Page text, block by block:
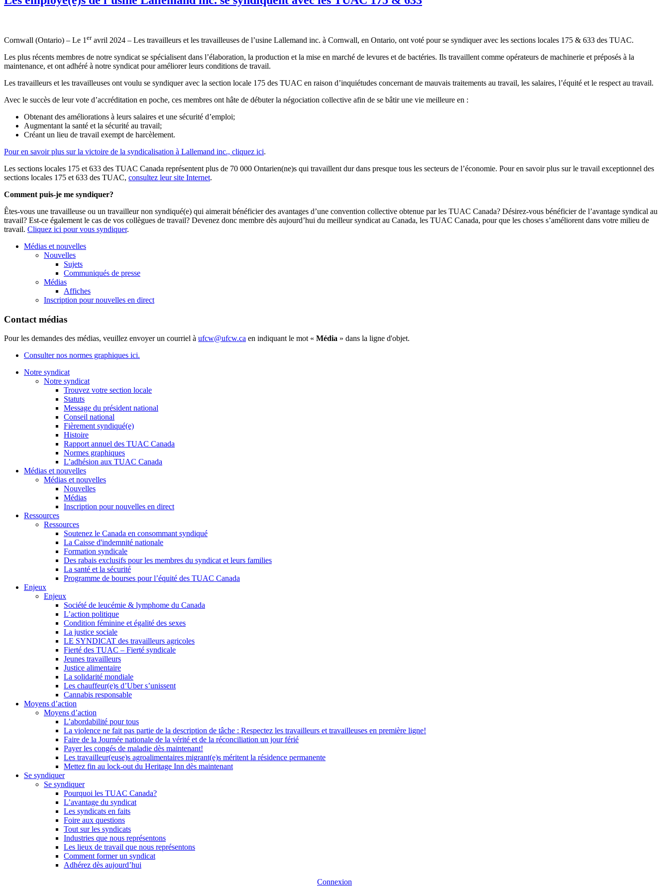
Cornwall (Ontario) – Le 1 eravril 2024 – Les travailleurs et les travailleuses de l’usine Lallemand inc. à Cornwall, en Ontario, ont voté pour se syndiquer avec les sections locales 175 & 633 des TUAC.
Les plus récents membres de notre syndicat se spécialisent dans l’élaboration, la production et la mise en marché de levures et de bactéries. Ils travaillent comme opérateurs de machinerie et préposés à la
maintenance, et ont adhéré à notre syndicat pour améliorer leurs conditions de travail.
Les travailleurs et les travailleuses ont voulu se syndiquer avec la section locale 175 des TUAC en raison d’inquiétudes concernant de mauvais traitements au travail, les salaires, l’équité et le respect au travail.
Avec le succès de leur vote d’accréditation en poche, ces membres ont hâte de débuter la négociation collective afin de se bâtir une vie meilleure en :
Obtenant des améliorations à leurs salaires et une sécurité d’emploi;
Augmentant la santé et la sécurité au travail;
Créant un lieu de travail exempt de harcèlement.
Pour en savoir plus sur la victoire de la syndicalisation à Lallemand inc., cliquez ici.
Les sections locales 175 et 633 des TUAC Canada représentent plus de 70 000 Ontarien(ne)s qui travaillent dur dans presque tous les secteurs de l’économie. Pour en savoir plus sur le travail exceptionnel des
sections locales 175 et 633 des TUAC, consultez leur site Internet.
Comment puis-je me syndiquer?
Êtes-vous une travailleuse ou un travailleur non syndiqué(e) qui aimerait bénéficier des avantages d’une convention collective obtenue par les TUAC Canada? Désirez-vous bénéficier de l’avantage syndical au
travail? Est-ce également le cas de vos collègues de travail? Devenez donc membre dès aujourd’hui du meilleur syndicat au Canada, les TUAC Canada, pour que les choses s’améliorent dans votre milieu de
travail. Cliquez ici pour vous syndiquer.
Médias et nouvelles
Nouvelles
Sujets
Communiqués de presse
Médias
Affiches
Inscription pour nouvelles en direct
Contact médias
Pour les demandes des médias, veuillez envoyer un courriel à ufcw@ufcw.ca en indiquant le mot « Média » dans la ligne d'objet.
Consulter nos normes graphiques ici.
Notre syndicat
Notre syndicat
Trouvez votre section locale
Statuts
Message du président national
Conseil national
Fièrement syndiqué(e)
Histoire
Rapport annuel des TUAC Canada
Normes graphiques
L’adhésion aux TUAC Canada
Médias et nouvelles
Médias et nouvelles
Nouvelles
Médias
Inscription pour nouvelles en direct
Ressources
Ressources
Soutenez le Canada en consommant syndiqué
La Caisse d'indemnité nationale
Formation syndicale
Des rabais exclusifs pour les membres du syndicat et leurs families
La santé et la sécurité
Programme de bourses pour l’équité des TUAC Canada
Enjeux
Enjeux
Société de leucémie & lymphome du Canada
L’action politique
Condition féminine et égalité des sexes
La justice sociale
LE SYNDICAT des travailleurs agricoles
Fierté des TUAC – Fierté syndicale
Jeunes travailleurs
Justice alimentaire
La solidarité mondiale
Les chauffeur(e)s d’Uber s’unissent
Cannabis responsable
Moyens d’action
Moyens d’action
L’abordabilité pour tous
La violence ne fait pas partie de la description de tâche : Respectez les travailleurs et travailleuses en première ligne!
Faire de la Journée nationale de la vérité et de la réconciliation un jour férié
Payer les congés de maladie dès maintenant!
Les travailleur(euse)s agroalimentaires migrant(e)s méritent la résidence permanente
Mettez fin au lock-out du Heritage Inn dès maintenant
Se syndiquer
Se syndiquer
Pourquoi les TUAC Canada?
L’avantage du syndicat
Les syndicats en faits
Foire aux questions
Tout sur les syndicats
Industries que nous représentons
Les lieux de travail que nous représentons
Comment former un syndicat
Adhérez dès aujourd’hui
Connexion